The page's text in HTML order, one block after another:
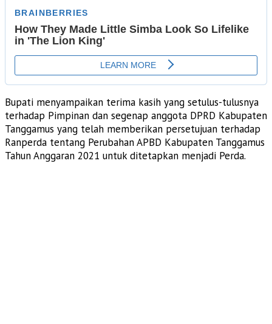
Bupati menyampaikan terima kasih yang setulus-tulusnya
terhadap Pimpinan dan segenap anggota DPRD Kabupaten
Tanggamus yang telah memberikan persetujuan terhadap
Ranperda tentang Perubahan APBD Kabupaten Tanggamus
Tahun Anggaran 2021 untuk ditetapkan menjadi Perda.